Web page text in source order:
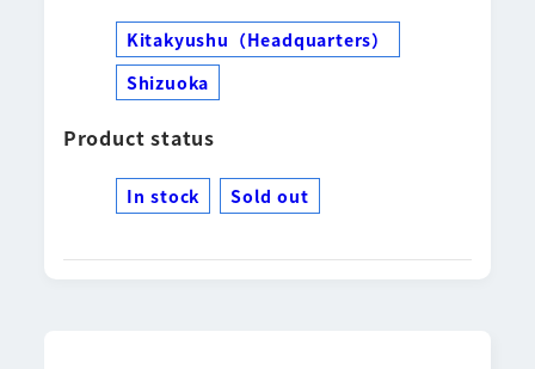
Kitakyushu（Headquarters）
Shizuoka
Product status
In stock Sold out